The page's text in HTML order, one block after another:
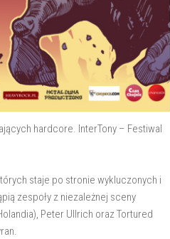
hardcore. InterTony – Festiwal
staje po stronie wykluczonych i
zespoły z niezależnej sceny
Peter Ullrich oraz Tortured